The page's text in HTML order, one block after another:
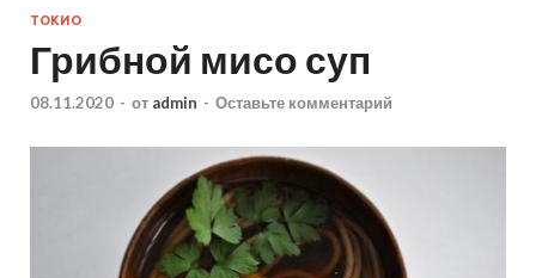
ТОКИО
Грибной мисо суп
08.11.2020 - от admin - Оставьте комментарий